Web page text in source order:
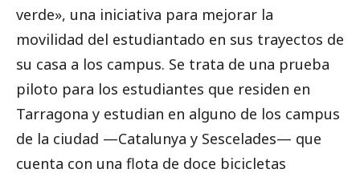
verde», una iniciativa para mejorar la
movilidad del estudiantado en sus trayectos de
su casa a los campus. Se trata de una prueba
piloto para los estudiantes que residen en
Tarragona y estudian en alguno de los campus
de la ciudad —Catalunya y Sescelades— que
cuenta con una flota de doce bicicletas